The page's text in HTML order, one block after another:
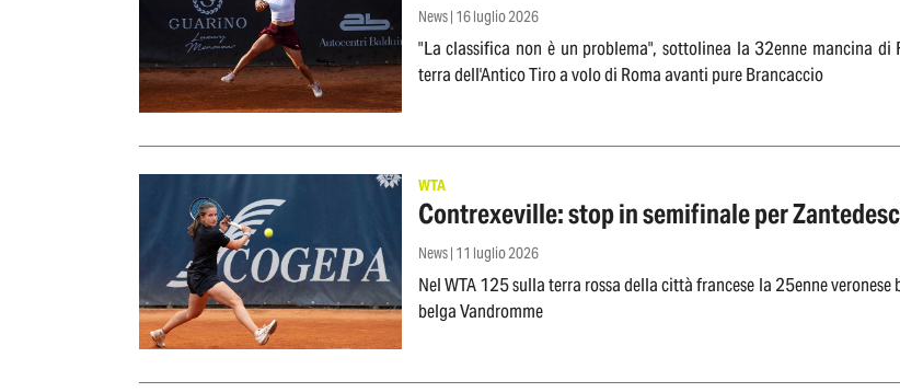
News | 16 luglio 2026
"La classifica non è un problema", sottolinea la 32enne mancina
terra dell'Antico Tiro a volo di Roma avanti pure Brancaccio
WTA
Contrexeville: stop in semifinale per
News | 11 luglio 2026
Nel WTA 125 sulla terra rossa della città francese la 25enne
belga Vandromme